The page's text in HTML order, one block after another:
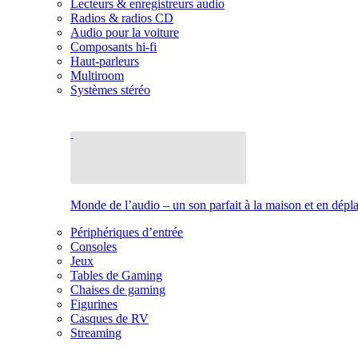
Lecteurs & enregistreurs audio
Radios & radios CD
Audio pour la voiture
Composants hi-fi
Haut-parleurs
Multiroom
Systèmes stéréo
Monde de l’audio – un son parfait à la maison et en
Périphériques d’entrée
Consoles
Jeux
Tables de Gaming
Chaises de gaming
Figurines
Casques de RV
Streaming